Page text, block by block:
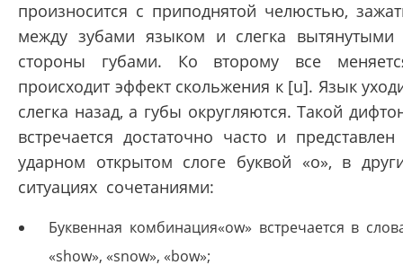
произносится с приподнятой челюстью,
между зубами языком и слегка вытянутыми
стороны губами. Ко второму все
происходит эффект скольжения к [u]. Язык
слегка назад, а губы округляются. Такой
встречается достаточно часто и
ударном открытом слоге буквой «о», в
ситуациях сочетаниями:
Буквенная комбинация«ow» встречается в
«show», «snow», «bow»;